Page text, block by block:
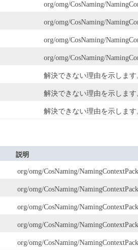
org/omg/CosNaming/
org/omg/CosNaming/
org/omg/CosNaming/
org/omg/CosNaming/
解決できない理由を示します
解決できない理由を示します
解決できない理由を示します
説明
org/omg/CosNaming/
org/omg/CosNaming/
org/omg/CosNaming/
org/omg/CosNaming/
org/omg/CosNaming/